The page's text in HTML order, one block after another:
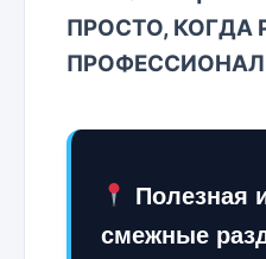
ПРОСТО, КОГДА
Полезная
смежные